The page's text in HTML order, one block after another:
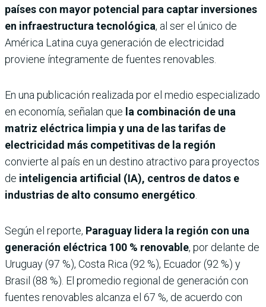
países con mayor potencial para captar inversiones
en infraestructura tecnológica, al ser el único de
América Latina cuya generación de electricidad
proviene íntegramente de fuentes renovables.
En una publicación realizada por el medio especializado
en economía, señalan que la combinación de una
matriz eléctrica limpia y una de las tarifas de
electricidad más competitivas de la región
convierte al país en un destino atractivo para proyectos
de inteligencia artificial (IA), centros de datos e
industrias de alto consumo energético.
Según el reporte, Paraguay lidera la región con una
generación eléctrica 100 % renovable, por delante de
Uruguay (97 %), Costa Rica (92 %), Ecuador (92 %) y
Brasil (88 %). El promedio regional de generación con
fuentes renovables alcanza el 67 %, de acuerdo con